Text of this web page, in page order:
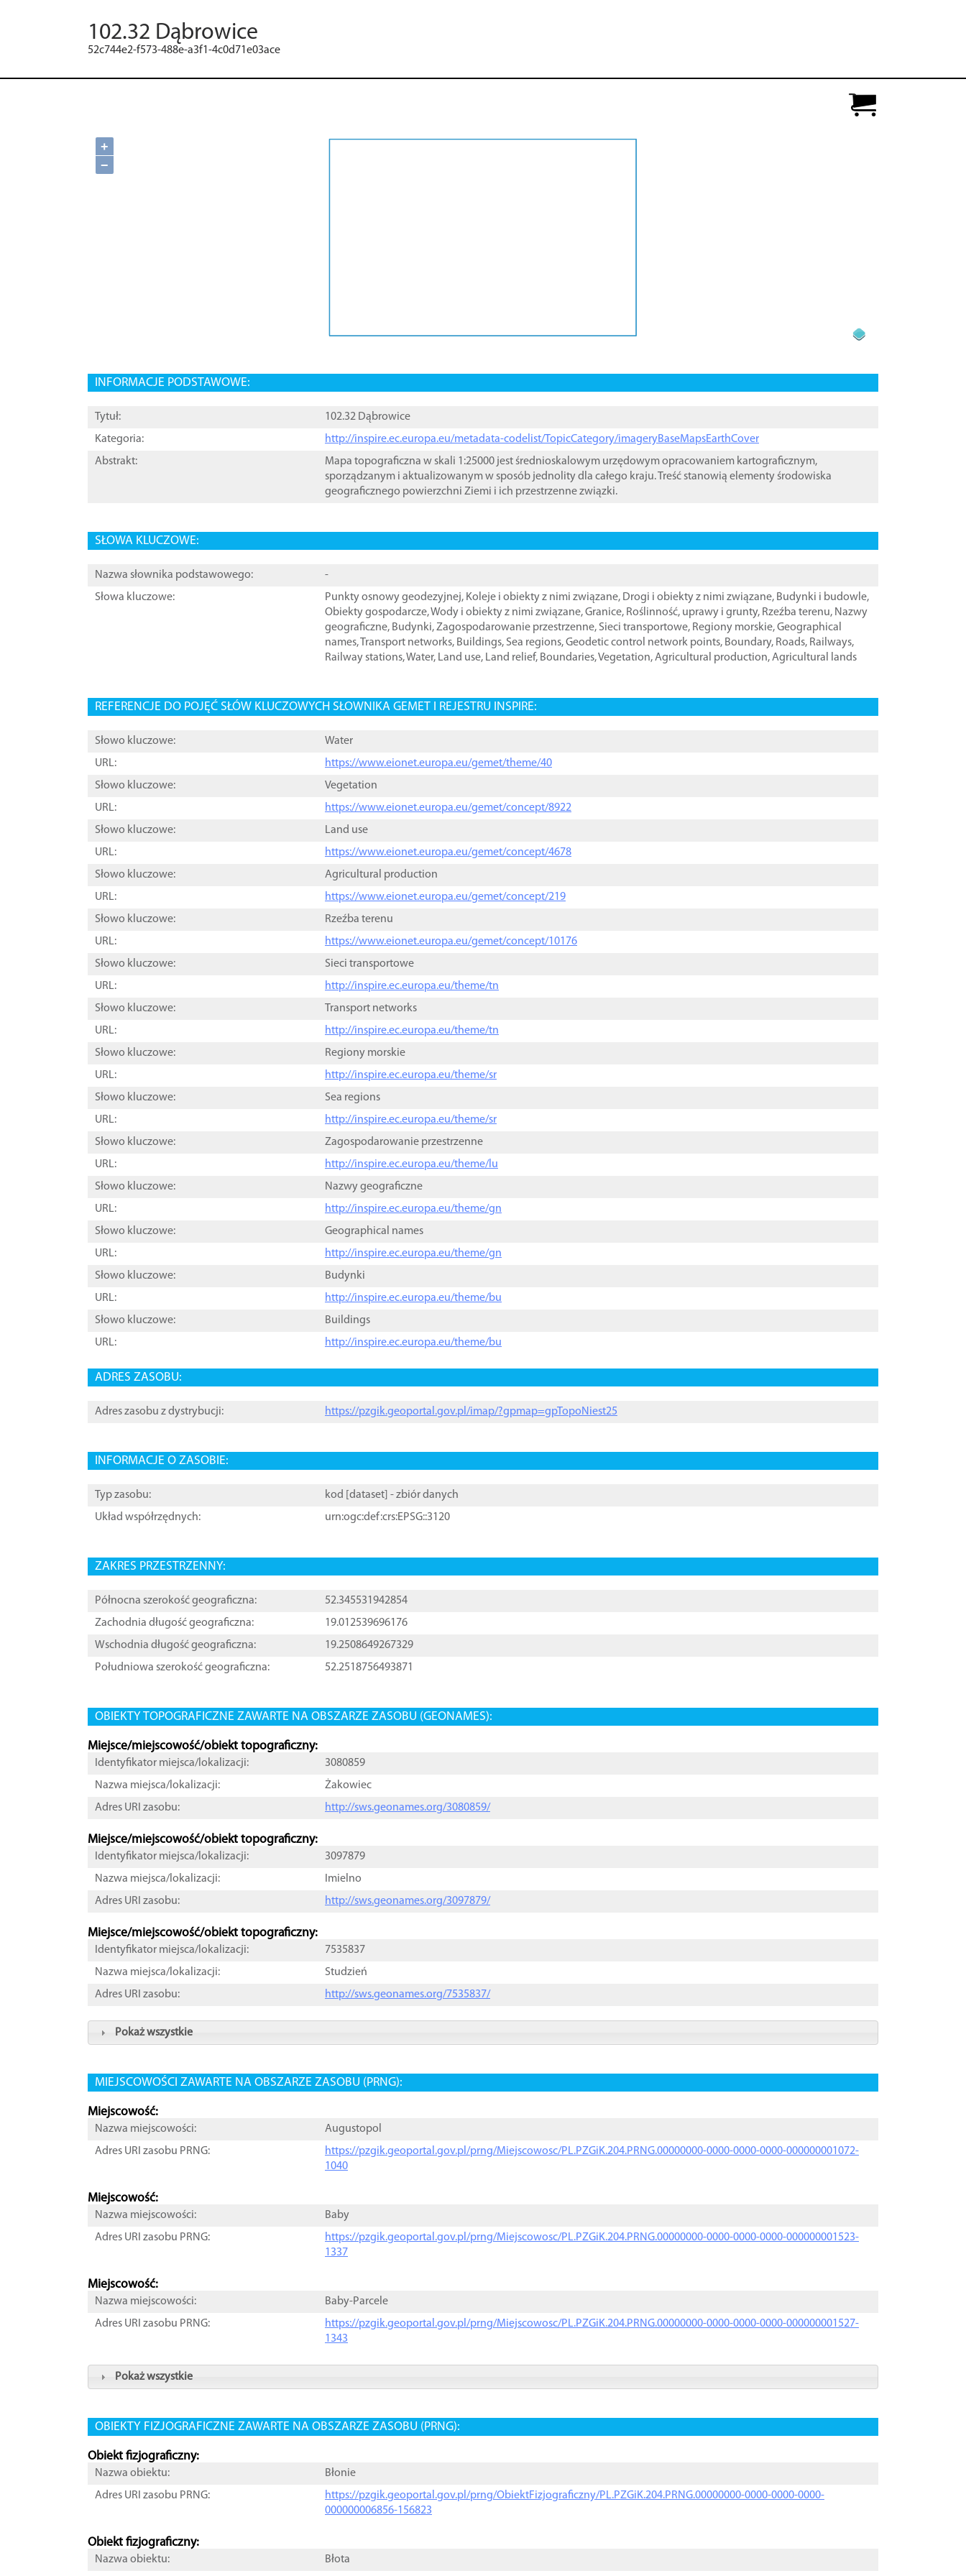
102.32 Dąbrowice
52c744e2-f573-488e-a3f1-4c0d71e03ace
+
−
INFORMACJE PODSTAWOWE:
Tytuł:
102.32 Dąbrowice
Kategoria:
http://inspire.ec.europa.eu/metadata-codelist/TopicCategory/imageryBaseMapsEarthCover
Abstrakt:
Mapa topograficzna w skali 1:25000 jest średnioskalowym urzędowym opracowaniem kartograficznym,
sporządzanym i aktualizowanym w sposób jednolity dla całego kraju. Treść stanowią elementy środowiska
geograficznego powierzchni Ziemi i ich przestrzenne związki.
SŁOWA KLUCZOWE:
Nazwa słownika podstawowego:
-
Słowa kluczowe:
Punkty osnowy geodezyjnej, Koleje i obiekty z nimi związane, Drogi i obiekty z nimi związane, Budynki i budowle,
Obiekty gospodarcze,Wody i obiekty z nimi związane,Granice, Roślinność, uprawy i grunty, Rzeźba terenu, Nazwy
geograficzne, Budynki,Zagospodarowanie przestrzenne, Sieci transportowe, Regiony morskie,Geographical
names,Transport networks, Buildings, Sea regions,Geodetic control network points, Boundary, Roads, Railways,
Railway stations,Water, Land use, Land relief, Boundaries,Vegetation,Agricultural production,Agricultural lands
REFERENCJE DO POJĘĆ SŁÓW KLUCZOWYCH SŁOWNIKA GEMET I REJESTRU INSPIRE:
Słowo kluczowe:
Water
URL:
https://www.eionet.europa.eu/gemet/theme/40
Słowo kluczowe:
Vegetation
URL:
https://www.eionet.europa.eu/gemet/concept/8922
Słowo kluczowe:
Land use
URL:
https://www.eionet.europa.eu/gemet/concept/4678
Słowo kluczowe:
Agricultural production
URL:
https://www.eionet.europa.eu/gemet/concept/219
Słowo kluczowe:
Rzeźba terenu
URL:
https://www.eionet.europa.eu/gemet/concept/10176
Słowo kluczowe:
Sieci transportowe
URL:
http://inspire.ec.europa.eu/theme/tn
Słowo kluczowe:
Transport networks
URL:
http://inspire.ec.europa.eu/theme/tn
Słowo kluczowe:
Regiony morskie
URL:
http://inspire.ec.europa.eu/theme/sr
Słowo kluczowe:
Sea regions
URL:
http://inspire.ec.europa.eu/theme/sr
Słowo kluczowe:
Zagospodarowanie przestrzenne
URL:
http://inspire.ec.europa.eu/theme/lu
Słowo kluczowe:
Nazwy geograficzne
URL:
http://inspire.ec.europa.eu/theme/gn
Słowo kluczowe:
Geographical names
URL:
http://inspire.ec.europa.eu/theme/gn
Słowo kluczowe:
Budynki
URL:
http://inspire.ec.europa.eu/theme/bu
Słowo kluczowe:
Buildings
URL:
http://inspire.ec.europa.eu/theme/bu
ADRES ZASOBU:
Adres zasobu z dystrybucji: https://pzgik.geoportal.gov.pl/imap/?gpmap=gpTopoNiest25
INFORMACJE O ZASOBIE:
Typ zasobu: kod [ dataset ] - zbiór danych
Układ współrzędnych:
urn:ogc:def:crs:EPSG::3120
ZAKRES PRZESTRZENNY:
Północna szerokość geograficzna:
52.345531942854
Zachodnia długość geograficzna:
19.012539696176
Wschodnia długość geograficzna:
19.2508649267329
Południowa szerokość geograficzna:
52.2518756493871
OBIEKTY TOPOGRAFICZNE ZAWARTE NA OBSZARZE ZASOBU (GEONAMES):
Miejsce/miejscowość/obiekt topograficzny:
Identyfikator miejsca/lokalizacji:
3080859
Nazwa miejsca/lokalizacji:
Żakowiec
Adres URI zasobu:
http://sws.geonames.org/3080859/
Miejsce/miejscowość/obiekt topograficzny:
Identyfikator miejsca/lokalizacji:
3097879
Nazwa miejsca/lokalizacji:
Imielno
Adres URI zasobu:
http://sws.geonames.org/3097879/
Miejsce/miejscowość/obiekt topograficzny:
Identyfikator miejsca/lokalizacji:
7535837
Nazwa miejsca/lokalizacji:
Studzień
Adres URI zasobu:
http://sws.geonames.org/7535837/
Pokaż wszystkie
MIEJSCOWOŚCI ZAWARTE NA OBSZARZE ZASOBU (PRNG):
Miejscowość:
Nazwa miejscowości:
Augustopol
Adres URI zasobu PRNG:
https://pzgik.geoportal.gov.pl/prng/Miejscowosc/PL.PZGiK.204.PRNG.00000000-0000-0000-0000-000000001072-
1040
Miejscowość:
Nazwa miejscowości:
Baby
Adres URI zasobu PRNG:
https://pzgik.geoportal.gov.pl/prng/Miejscowosc/PL.PZGiK.204.PRNG.00000000-0000-0000-0000-000000001523-
1337
Miejscowość:
Nazwa miejscowości:
Baby-Parcele
Adres URI zasobu PRNG:
https://pzgik.geoportal.gov.pl/prng/Miejscowosc/PL.PZGiK.204.PRNG.00000000-0000-0000-0000-000000001527-
1343
Pokaż wszystkie
OBIEKTY FIZJOGRAFICZNE ZAWARTE NA OBSZARZE ZASOBU (PRNG):
Obiekt fizjograficzny:
Nazwa obiektu:
Błonie
Adres URI zasobu PRNG:
https://pzgik.geoportal.gov.pl/prng/ObiektFizjograficzny/PL.PZGiK.204.PRNG.00000000-0000-0000-0000-
000000006856-156823
Obiekt fizjograficzny:
Nazwa obiektu: Błota